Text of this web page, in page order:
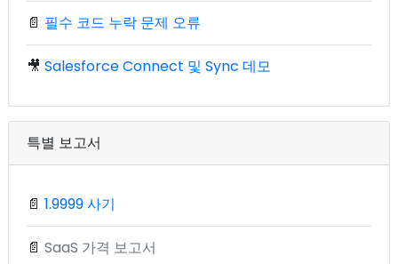
📄 필수 코드 누락 문제 오류
🎥 Salesforce Connect 및 Sync 데모
특별 보고서
📄 1.9999 사기
📄 SaaS 가격 보고서